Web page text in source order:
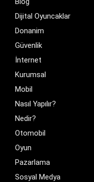
Dijital Oyuncaklar
Donanim
Güvenlik
İnternet
Kurumsal
Mobil
Nasıl Yapılır?
Nedir?
Otomobil
Oyun
Pazarlama
Sosyal Medya